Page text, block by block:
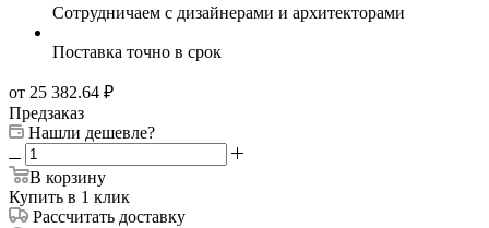
Сотрудничаем с дизайнерами и архитекторами
Поставка точно в срок
от 25 382.64 ₽
Предзаказ
Нашли дешевле?
В корзину
Купить в 1 клик
Рассчитать доставку